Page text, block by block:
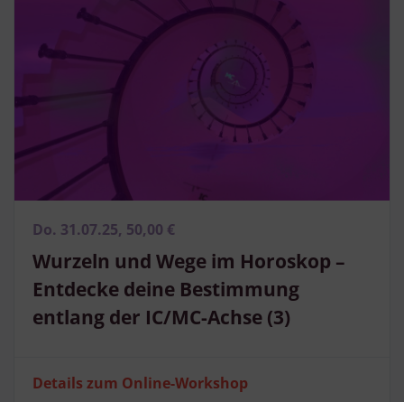
Do. 31.07.25, 50,00 €
Wurzeln und Wege im Horoskop –
Entdecke deine Bestimmung
entlang der IC/MC-Achse (3)
Details zum Online-Workshop